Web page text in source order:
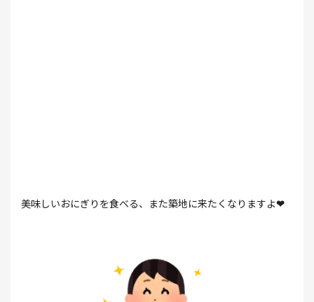
美味しいおにぎりを食べる、また築地に来たくなりますよ❤